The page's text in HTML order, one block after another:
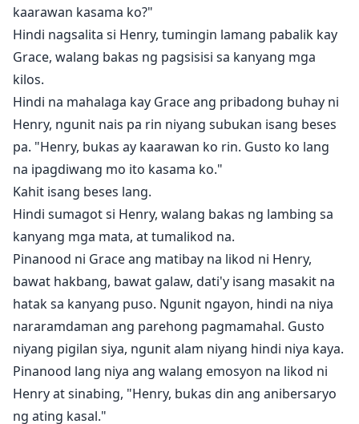
kaarawan kasama ko?"
Hindi nagsalita si Henry, tumingin lamang pabalik kay
Grace, walang bakas ng pagsisisi sa kanyang mga
kilos.
Hindi na mahalaga kay Grace ang pribadong buhay ni
Henry, ngunit nais pa rin niyang subukan isang beses
pa. "Henry, bukas ay kaarawan ko rin. Gusto ko lang
na ipagdiwang mo ito kasama ko."
Kahit isang beses lang.
Hindi sumagot si Henry, walang bakas ng lambing sa
kanyang mga mata, at tumalikod na.
Pinanood ni Grace ang matibay na likod ni Henry,
bawat hakbang, bawat galaw, dati'y isang masakit na
hatak sa kanyang puso. Ngunit ngayon, hindi na niya
nararamdaman ang parehong pagmamahal. Gusto
niyang pigilan siya, ngunit alam niyang hindi niya kaya.
Pinanood lang niya ang walang emosyon na likod ni
Henry at sinabing, "Henry, bukas din ang anibersaryo
ng ating kasal."